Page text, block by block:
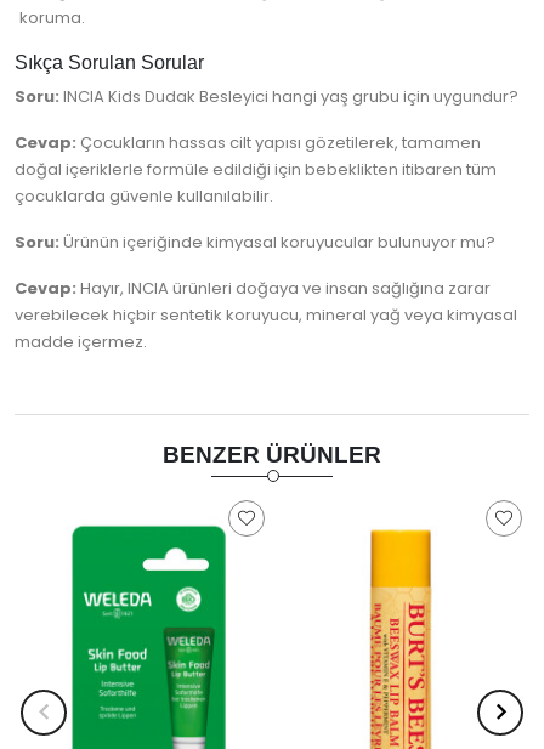
koruma.
Sıkça Sorulan Sorular
Soru: INCIA Kids Dudak Besleyici hangi yaş grubu için uygundur?
Cevap: Çocukların hassas cilt yapısı gözetilerek, tamamen
doğal içeriklerle formüle edildiği için bebeklikten itibaren tüm
çocuklarda güvenle kullanılabilir.
Soru: Ürünün içeriğinde kimyasal koruyucular bulunuyor mu?
Cevap: Hayır, INCIA ürünleri doğaya ve insan sağlığına zarar
verebilecek hiçbir sentetik koruyucu, mineral yağ veya kimyasal
madde içermez.
BENZER ÜRÜNLER